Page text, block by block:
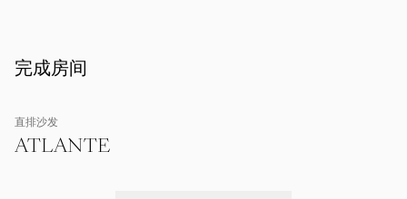
完成房间
直排沙发
ATLANTE